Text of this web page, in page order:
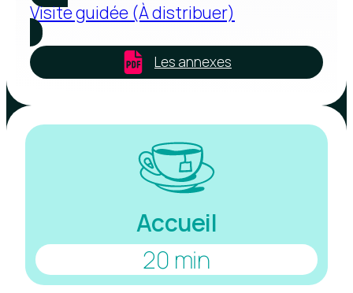
Visite guidée (À distribuer)
Les annexes
Accueil
20 min